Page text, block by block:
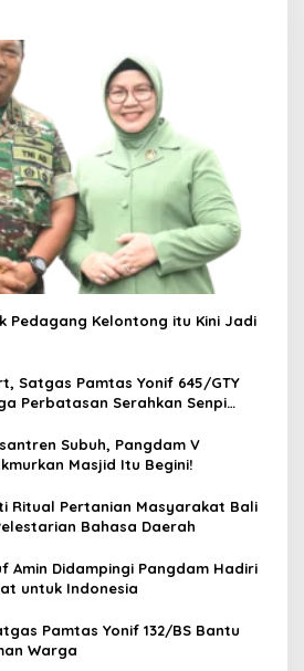
Pedagang Kelontong itu Kini Jadi
Satgas Pamtas Yonif 645/GTY
Perbatasan Serahkan Senpi
Subuh, Pangdam V
Masjid Itu Begini!
Ritual Pertanian Masyarakat Bali
Bahasa Daerah
Amin Didampingi Pangdam Hadiri
untuk Indonesia
Pamtas Yonif 132/BS Bantu
Warga